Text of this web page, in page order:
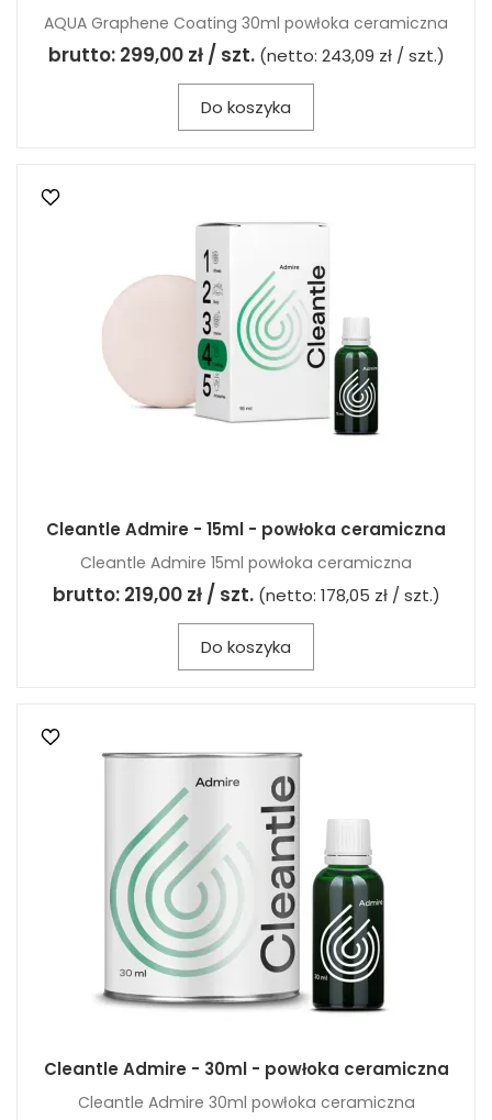
AQUA Graphene Coating 30ml powłoka ceramiczna
brutto: 299,00 zł / szt. (netto: 243,09 zł / szt.)
Do koszyka
Cleantle Admire - 15ml - powłoka ceramiczna
Cleantle Admire 15ml powłoka ceramiczna
brutto: 219,00 zł / szt. (netto: 178,05 zł / szt.)
Do koszyka
Cleantle Admire - 30ml - powłoka ceramiczna
Cleantle Admire 30ml powłoka ceramiczna